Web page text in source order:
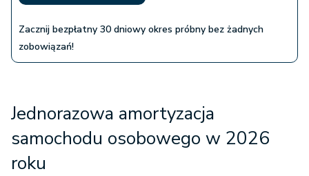
Zacznij bezpłatny 30 dniowy okres próbny bez żadnych
zobowiązań!
Jednorazowa amortyzacja
samochodu osobowego w 2026
roku